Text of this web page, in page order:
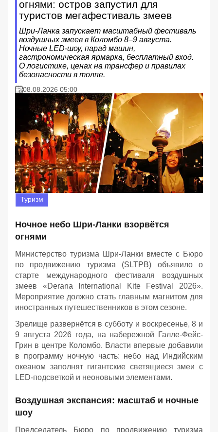
огнями: остров запустил для
туристов мегафестиваль змеев
Шри-Ланка запускает масштабный фестиваль
воздушных змеев в Коломбо 8–9 августа.
Ночные LED-шоу, парад машин,
гастрономическая ярмарка, бесплатный вход.
О логистике, ценах на трансфер и правилах
безопасности в толпе.
08.08.2026 05:00
Туризм
Ночное небо Шри-Ланки взорвётся
огнями
Министерство туризма Шри-Ланки вместе с Бюро
по продвижению туризма (SLTPB) объявило о
старте международного фестиваля воздушных
змеев «Derana International Kite Festival 2026».
Мероприятие должно стать главным магнитом для
иностранных путешественников в этом сезоне.
Зрелище развернётся в субботу и воскресенье, 8 и
9 августа 2026 года, на набережной Галле-Фейс-
Грин в центре Коломбо. Власти впервые добавили
в программу ночную часть: небо над Индийским
океаном заполнят гигантские светящиеся змеи с
LED-подсветкой и неоновыми элементами.
Воздушная экспансия: масштаб и ночные
шоу
Председатель Бюро по продвижению туризма